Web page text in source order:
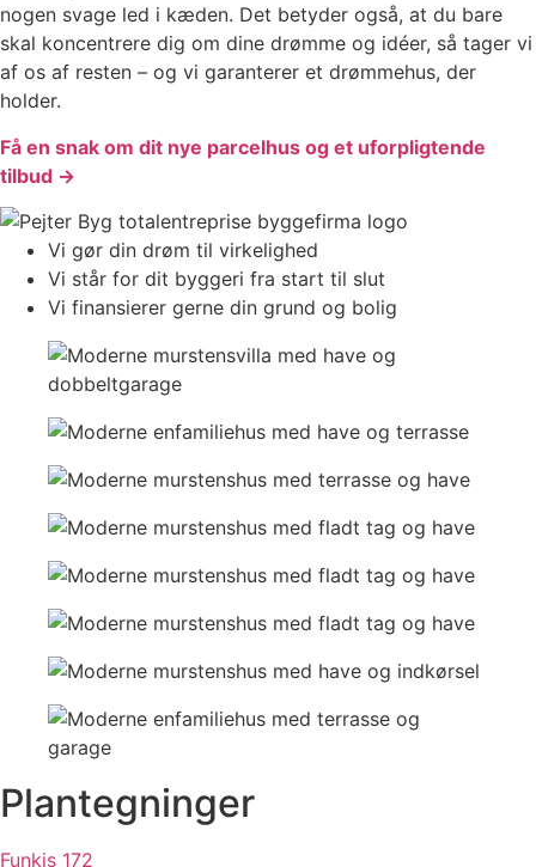
nogen svage led i kæden. Det betyder også, at du bare
skal koncentrere dig om dine drømme og idéer, så tager vi
af os af resten – og vi garanterer et drømmehus, der
holder.
Få en snak om dit nye parcelhus og et uforpligtende
tilbud →
Vi gør din drøm til virkelighed
Vi står for dit byggeri fra start til slut
Vi finansierer gerne din grund og bolig
Plantegninger
Funkis 172